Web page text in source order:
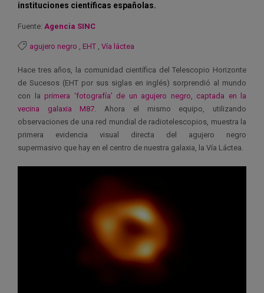
instituciones científicas españolas.
Fuente: Agencia SINC
agujero negro , EHT , Vía láctea
Hace tres años, la comunidad científica del Telescopio Horizonte
de Sucesos (EHT por sus siglas en inglés) sorprendió al mundo
con la primera ‘fotografía’ de un agujero negro, captada en la
vecina galaxia M87. Ahora el mismo equipo, utilizando
observaciones de una red mundial de radiotelescopios, muestra la
primera evidencia visual directa del agujero negro
supermasivo que hay en el centro de nuestra galaxia, la Vía Láctea.